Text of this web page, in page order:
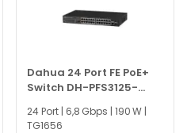
Dahua 24 Port FE PoE+
Switch DH-PFS3125-
24ET-190
24 Port | 6,8 Gbps | 190 W |
TG1656